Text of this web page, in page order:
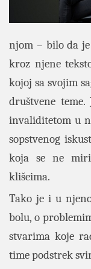
njom – bilo da
kroz njene
kojoj sa svojim
društvene
invaliditetom u
sopstvenog
koja se ne
klišeima.
Tako je i u
bolu, o
stvarima koje
time podstrek